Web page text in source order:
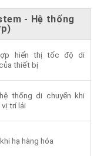
- Hệ thống
hiển thị tốc độ di
thiết bị
thống di chuyển khi
trí lái
hạ hàng hóa